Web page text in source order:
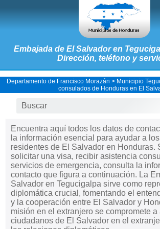
Embajada de El Salvador en
Dirección, teléfono y
Departamento de Francisco Morazán > Municipio
consulados de Honduras en El
Encuentra aquí todos los datos de
la información esencial para ayudar a
residentes de El Salvador en Honduras.
solicitar una visa, recibir asistencia
servicios de emergencia, consulta la
contacto que figura a continuación. La
Salvador en Tegucigalpa sirve como
diplomática crucial, fomentando el
y la cooperación entre El Salvador y
misión en el extranjero se compromete a
ciudadanos de El Salvador en el